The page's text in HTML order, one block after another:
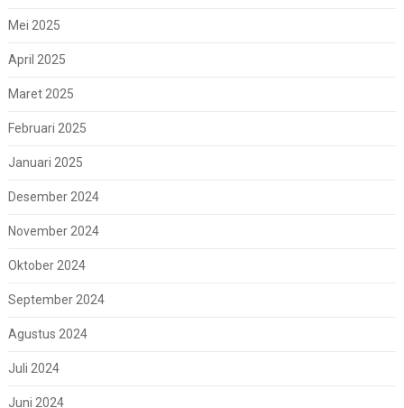
Mei 2025
April 2025
Maret 2025
Februari 2025
Januari 2025
Desember 2024
November 2024
Oktober 2024
September 2024
Agustus 2024
Juli 2024
Juni 2024